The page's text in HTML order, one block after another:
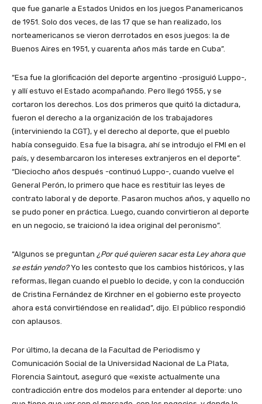
que fue ganarle a Estados Unidos en los juegos Panamericanos
de 1951. Solo dos veces, de las 17 que se han realizado, los
norteamericanos se vieron derrotados en esos juegos: la de
Buenos Aires en 1951, y cuarenta años más tarde en Cuba”.
“Esa fue la glorificación del deporte argentino -prosiguió Luppo-,
y allí estuvo el Estado acompañando. Pero llegó 1955, y se
cortaron los derechos. Los dos primeros que quitó la dictadura,
fueron el derecho a la organización de los trabajadores
(interviniendo la CGT), y el derecho al deporte, que el pueblo
había conseguido. Esa fue la bisagra, ahí se introdujo el FMI en el
país, y desembarcaron los intereses extranjeros en el deporte”.
“Dieciocho años después -continuó Luppo-, cuando vuelve el
General Perón, lo primero que hace es restituir las leyes de
contrato laboral y de deporte. Pasaron muchos años, y aquello no
se pudo poner en práctica. Luego, cuando convirtieron al deporte
en un negocio, se traicionó la idea original del peronismo”.
“Algunos se preguntan ¿Por qué quieren sacar esta Ley ahora que
se están yendo?Yo les contesto que los cambios históricos, y las
reformas, llegan cuando el pueblo lo decide, y con la conducción
de Cristina Fernández de Kirchner en el gobierno este proyecto
ahora está convirtiéndose en realidad”, dijo. El público respondió
con aplausos.
Por último, la decana de la Facultad de Periodismo y
Comunicación Social de la Universidad Nacional de La Plata,
Florencia Saintout, aseguró que «existe actualmente una
contradicción entre dos modelos para entender al deporte: uno